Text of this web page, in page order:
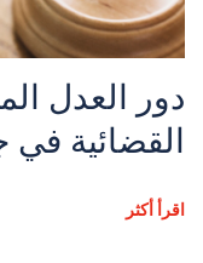
دور العدل
القضائية في
اقرأ أكثر